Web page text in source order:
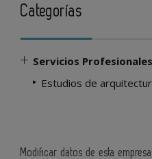
Categorías
Servicios
Estudios de
Modificar datos de esta empresa